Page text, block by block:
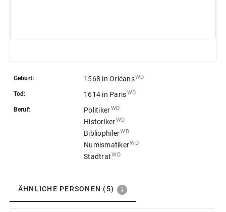
Geburt: 1568 in Orléans WD
Tod: 1614 in Paris WD
Beruf: Politiker WD
Historiker WD
Bibliophiler WD
Numismatiker WD
Stadtrat WD
ÄHNLICHE PERSONEN (5)